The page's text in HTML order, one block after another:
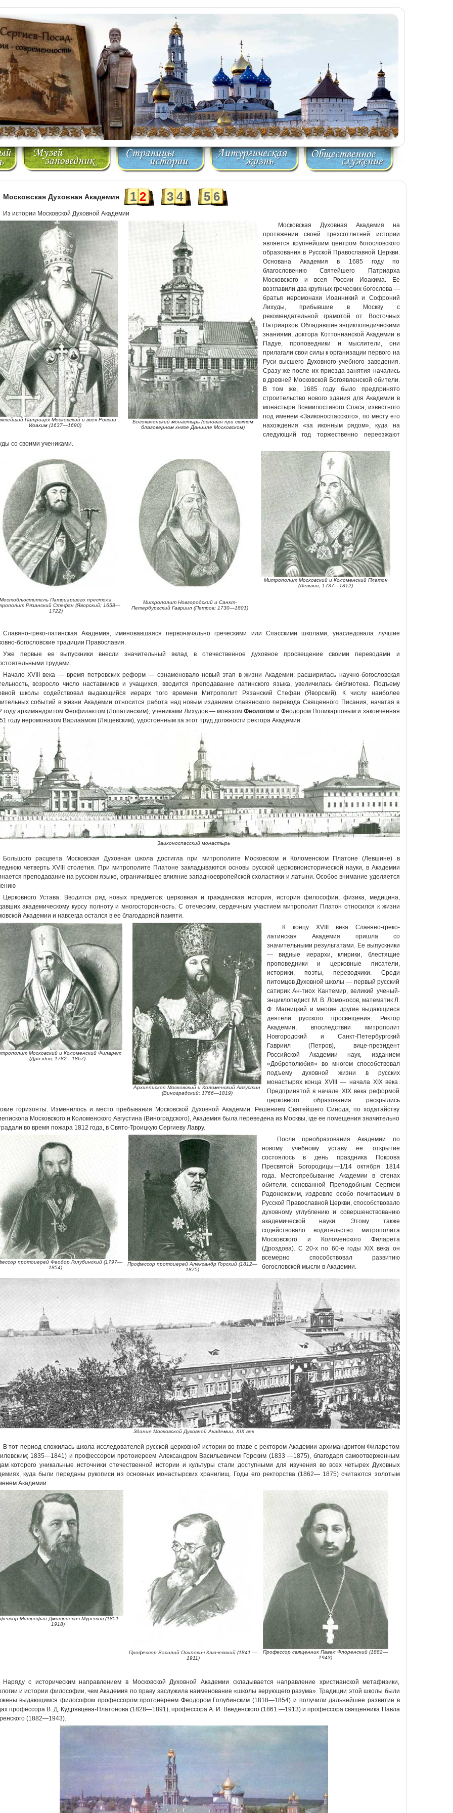
Московская Духовная Академия 1 2 3 4 5 6
Из истории Московской Духовной Академии
Патриарх Московский и всея России
Иоаким (1637—1690)
Богоявленский монастырь (основан при святом
благоверном князе Данииле Московском)
Московская Духовная Академия на
протяжении своей трехсотлетней истории
является крупнейшим центром богословского
образования в Русской Православной Церкви.
Основана Академия в 1685 году по
благословению Святейшего Патриарха
Московского и всея России Иоакима. Ее
возглавили два крупных греческих богослова —
братья иеромонахи Иоанникий и Софроний
Лихуды, прибывшие в Москву с
рекомендательной грамотой от Восточных
Патриархов. Обладавшие энциклопедическими
знаниями, доктора Коттонианской Академии в
Падуе, проповедники и мыслители, они
прилагали свои силы к организации первого на
Руси высшего Духовного учебного заведения.
Сразу же после их приезда занятия начались
в древней Московской Богоявленской обители.
В том же, 1685 году было предпринято
строительство нового здания для Академии в
монастыре Всемилостивого Спаса, известного
под именем «Заиконоспасского», по месту его
нахождения «за иконным рядом», куда на
следующий год торжественно переезжают
со своими учениками.
Местоблюститель Патриаршего престола
Рязанский Стефан (Яворский; 1658—
1722)
Митрополит Новгородский и Санкт-
Петербургский Гавриил (Петров; 1730—1801)
Митрополит Московский и Коломенский Платон
(Левшин; 1737—1812)
Славяно-греко-латинская Академия, именовавшаяся первоначально греческими или Спасскими школами, унаследовала лучшие
богословские традиции Православия.
Уже первые ее выпускники внесли значительный вклад в отечественное духовное просвещение своими переводами и
трудами.
Начало XVIII века — время петровских реформ — ознаменовало новый этап в жизни Академии: расширилась научно-богословская
возросло число наставников и учащихся, вводится преподавание латинского языка, увеличилась библиотека. Подъему
школы содействовал выдающийся иерарх того времени Митрополит Рязанский Стефан (Яворский). К числу наиболее
событий в жизни Академии относится работа над новым изданием славянского перевода Священного Писания, начатая в
году архимандритом Феофилактом (Лопатинским), учениками Лихудов — монахомФеологом и Феодором Поликарповым и законченная
году иеромонахом Варлаамом (Лящевским), удостоенным за этот труд должности ректора Академии.
Заиконоспасский монастырь
Большого расцвета Московская Духовная школа достигла при митрополите Московском и Коломенском Платоне (Левшине) в
четверть XVIII столетия. При митрополите Платоне закладываются основы русской церковноисторической науки, в Академии
преподавание на русском языке, ограничившее влияние западноевропейской схоластики и латыни. Особое внимание уделяется
Церковного Устава. Вводится ряд новых предметов: церковная и гражданская история, история философии, физика, медицина,
академическому курсу полноту и многосторонность. С отеческим, сердечным участием митрополит Платон относился к жизни
Академии и навсегда остался в ее благодарной памяти.
Московский и Коломенский Филарет
(Дроздов; 1782—1867)
Архиепископ Московский и Коломенский Августин
(Виноградский; 1766—1819)
К концу XVIII века Славяно-греко-
латинская Академия пришла со
значительными результатами. Ее выпускники
— видные иерархи, клирики, блестящие
проповедники и церковные писатели,
историки, поэты, переводчики. Среди
питомцев Духовной школы — первый русский
сатирик Ан-тиох Кантемир, великий ученый-
энциклопедист М. В. Ломоносов, математик Л.
Ф. Магницкий и многие другие выдающиеся
деятели русского просвещения. Ректор
Академии, впоследствии митрополит
Новгородский и Санкт-Петербургский
Гавриил (Петров), вице-президент
Российской Академии наук, изданием
«Добротолюбия» во многом способствовал
подъему духовной жизни в русских
монастырях конца XVIII — начала XIX века.
Предпринятой в начале XIX века реформой
церковного образования раскрылись
горизонты. Изменилось и место пребывания Московской Духовной Академии. Решением Святейшего Синода, по ходатайству
Московского и Коломенского Августина (Виноградского), Академия была переведена из Москвы, где ее помещения значительно
во время пожара 1812 года, в Свято-Троицкую Сергиеву Лавру.
протоиерей Феодор Голубинский (1797—
1854)
Профессор протоиерей Александр Горский (1812—
1875)
После преобразования Академии по
новому учебному уставу ее открытие
состоялось в день праздника Покрова
Пресвятой Богородицы—1/14 октября 1814
года. Местопребывание Академии в стенах
обители, основанной Преподобным Сергием
Радонежским, издревле особо почитаемым в
Русской Православной Церкви, способствовало
духовному углублению и совершенствованию
академической науки. Этому также
содействовало водительство митрополита
Московского и Коломенского Филарета
(Дроздова). С 20-х по 60-е годы XIX века он
всемерно способствовал развитию
богословской мысли в Академии.
Здание Московской Духовной Академии, XIX век
В тот период сложилась школа исследователей русской церковной истории во главе с ректором Академии архимандритом Филаретом
1835—1841) и профессором протоиереем Александром Васильевичем Горским (1833 —1875), благодаря самоотверженным
которого уникальные источники отечественной истории и культуры стали доступными для изучения во всех четырех Духовных
куда были переданы рукописи из основных монастырских хранилищ. Годы его ректорства (1862— 1875) считаются золотым
Академии.
Митрофан Дмитриевич Муретов (1851 —
1918)
Профессор Василий Осипович Ключевский (1841 —
1911)
Профессор священник Павел Флоренский (1882—
1943)
Наряду с историческим направлением в Московской Духовной Академии складывается направление христианской метафизики,
и истории философии, чем Академия по праву заслужила наименование «школы верующего разума». Традиции этой школы были
выдающимся философом профессором протоиереем Феодором Голубинским (1818—1854) и получили дальнейшее развитие в
профессора В. Д. Кудрявцева-Платонова (1828—1891), профессора А. И. Введенского (1861 —1913) и профессора священника Павла
(1882—1943).